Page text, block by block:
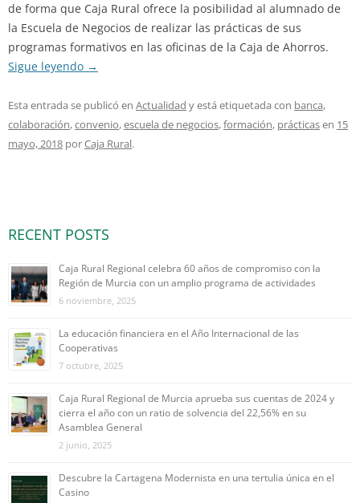
de forma que Caja Rural ofrece la posibilidad al alumnado de
la Escuela de Negocios de realizar las prácticas de sus
programas formativos en las oficinas de la Caja de Ahorros.
Sigue leyendo →
Esta entrada se publicó en Actualidad y está etiquetada con banca,
colaboración,convenio,escuela de negocios,formación, prácticasen 15
mayo, 2018 porCaja Rural.
RECENT POSTS
Caja Rural Regional celebra 60 años de compromiso con la
Región de Murcia con un amplio programa de actividades
6 noviembre, 2025
La educación financiera en el Año Internacional de las
Cooperativas
7 octubre, 2025
Caja Rural Regional de Murcia aprueba sus cuentas de 2024 y
cierra el año con un ratio de solvencia del 22,56% en su
Asamblea General
2 junio, 2025
Descubre la Cartagena Modernista en una tertulia única en el
Casino